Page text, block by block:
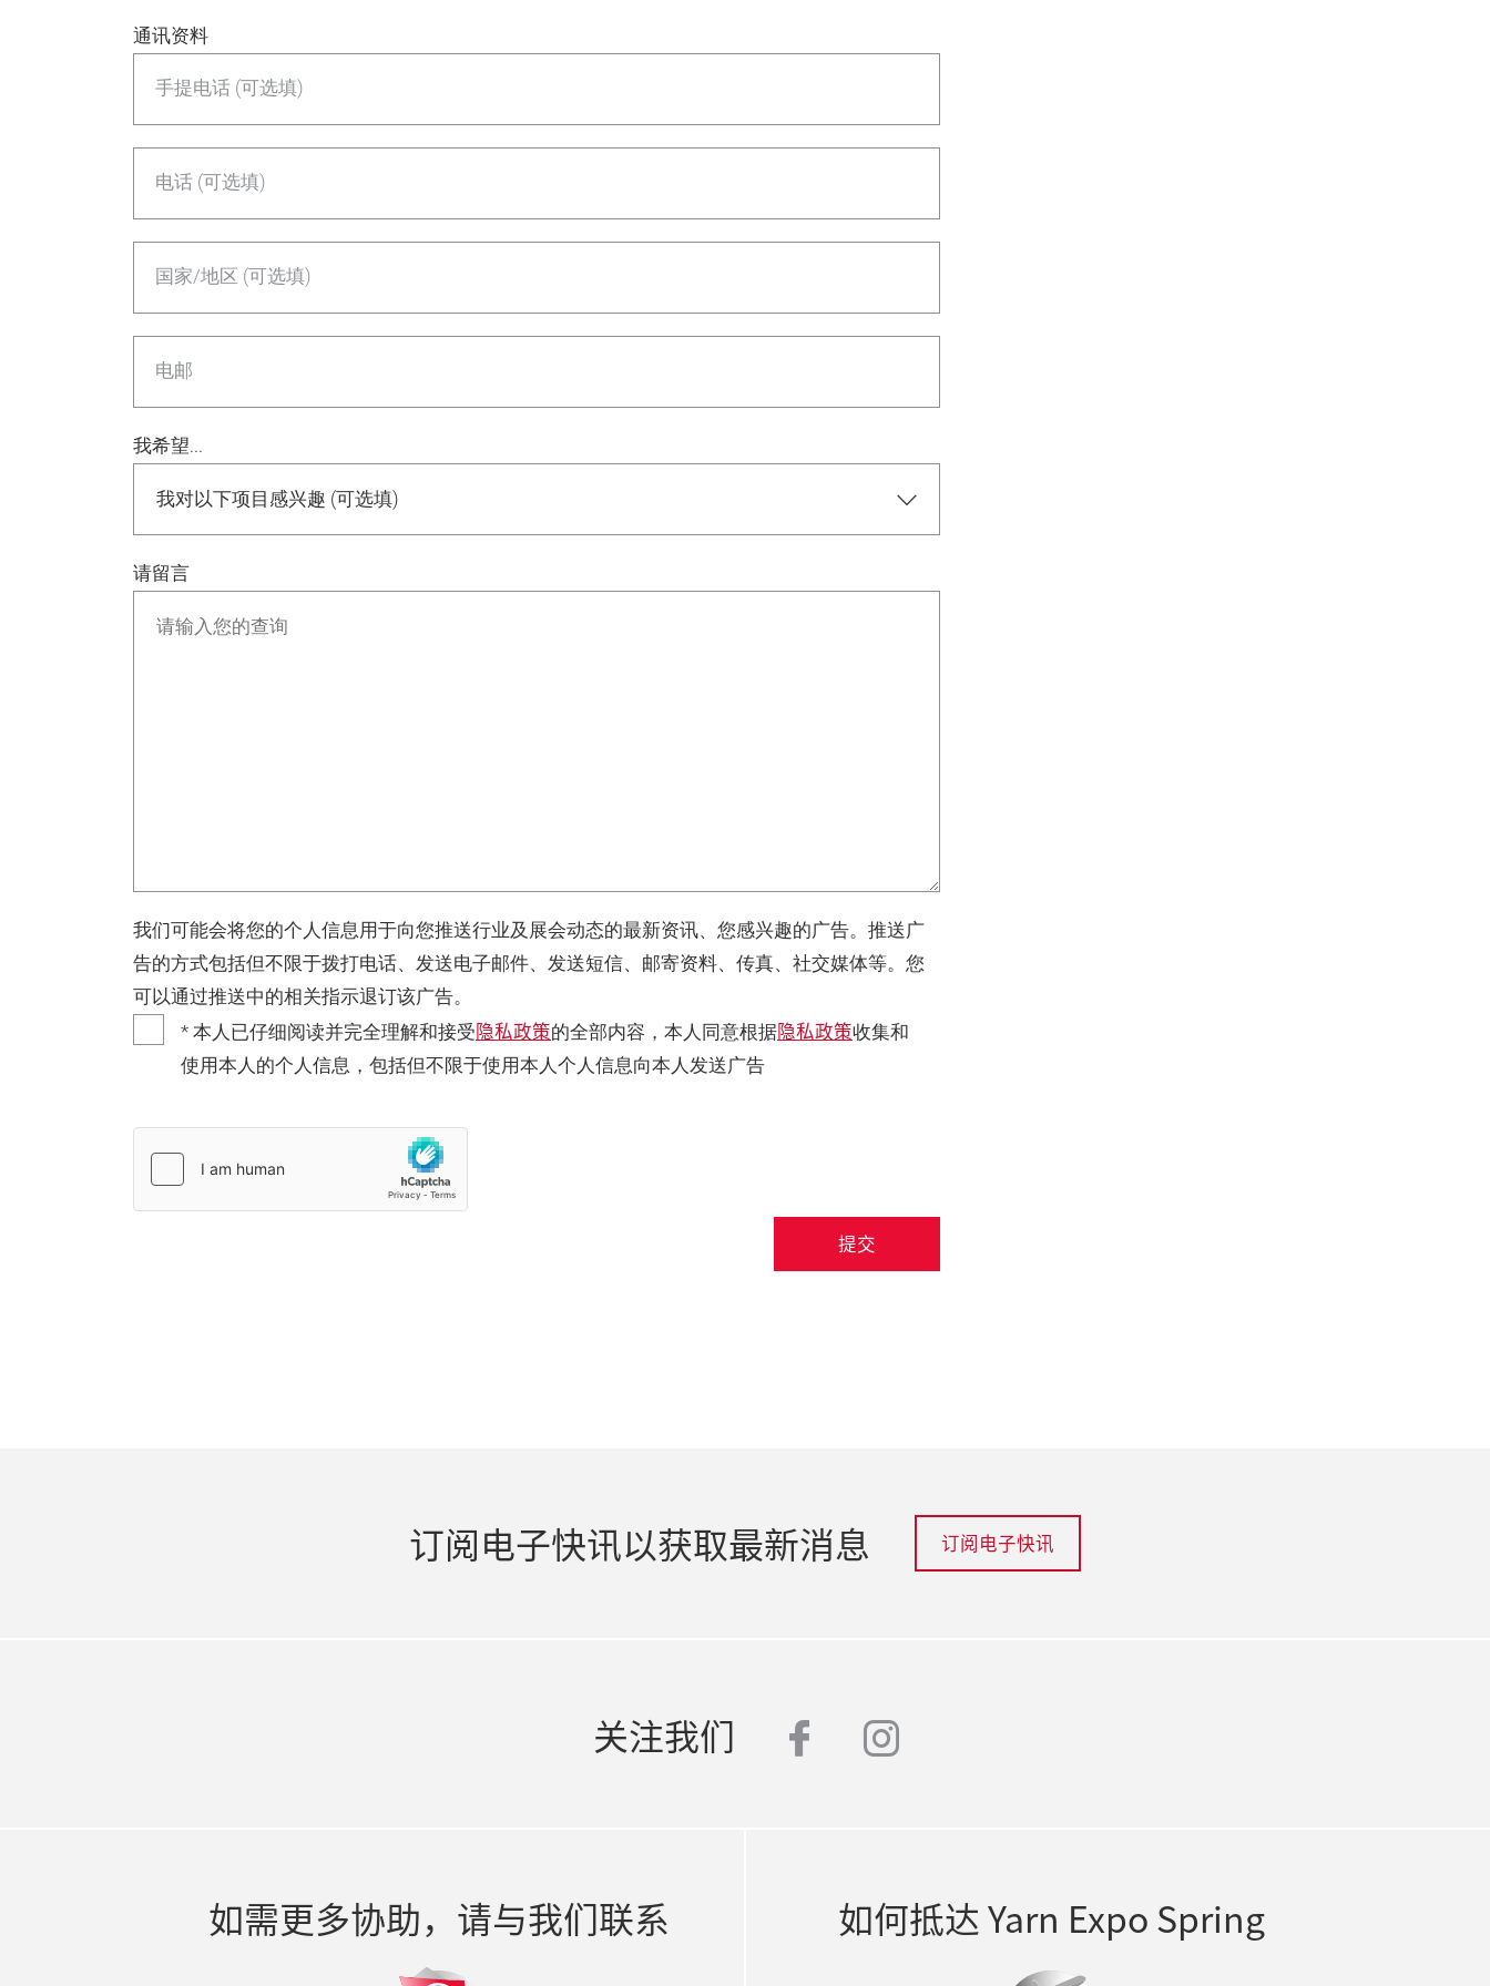
通讯资料
手提电话 (可选填)
电话 (可选填)
国家/地区 (可选填)
电邮
我希望...
请留言
我们可能会将您的个人信息用于向您推送行业及展会动态的最新资讯、您感兴趣的广告。推送广
告的方式包括但不限于拨打电话、发送电子邮件、发送短信、邮寄资料、传真、社交媒体等。您
可以通过推送中的相关指示退订该广告。
* 本人已仔细阅读并完全理解和接受隐私政策的全部内容，本人同意根据隐私政策收集和
使用本人的个人信息，包括但不限于使用本人个人信息向本人发送广告
提交
订阅电子快讯以获取最新消息 订阅电子快讯
关注我们 facebookinstagram
如需更多协助，请与我们联系 如何抵达 Yarn Expo Spring